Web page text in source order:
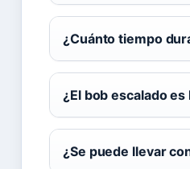
¿Cuánto tiempo
¿El bob escalado
¿Se puede llevar